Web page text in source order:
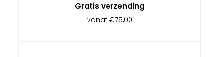
Gratis verzending
vanaf €75,00